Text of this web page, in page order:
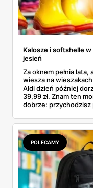
Kalosze i softshelle w
jesień
Za oknem pełnia lata,
wiesza na
Aldi dzień później
39,99 zł. Znam ten
dobrze: przychodzisz
pojawi się w
sens kupować jesień,
POLECAMY